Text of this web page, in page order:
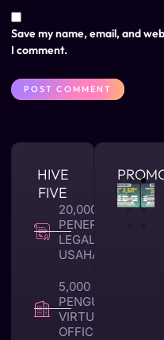
Save my name, email, and
I comment.
HIVE
FIVE
20,000 +
PENERBITAN
LEGALITAS
USAHA
5,000 +
PENGUNA
VIRTUAL
OFFICE